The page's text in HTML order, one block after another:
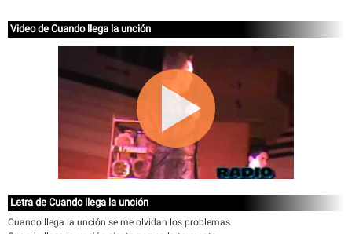
Video de Cuando llega la unción
Letra de Cuando llega la unción
Cuando llega la unción se me olvidan los problemas